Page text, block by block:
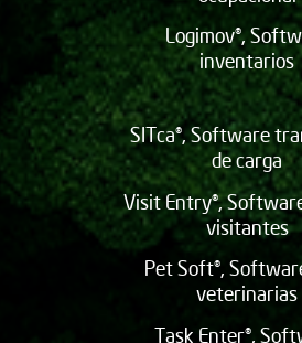
Logimov®,
inventarios
SITca®, Software
de carga
Visit Entry®,
visitantes
Pet Soft®,
veterinarias
Task Enter®,